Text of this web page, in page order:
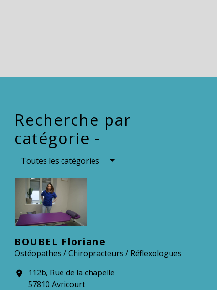
Recherche par
catégorie -
Toutes les catégories
BOUBEL Floriane
Ostéopathes / Chiropracteurs / Réflexologues
location_on
112b, Rue de la chapelle
57810 Avricourt